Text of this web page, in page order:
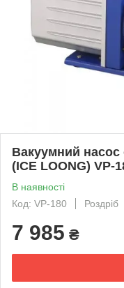
Вакуумний насос
(ICE LOONG) VP-
В наявності
Код: VP-180
Роздріб
7 985 ₴